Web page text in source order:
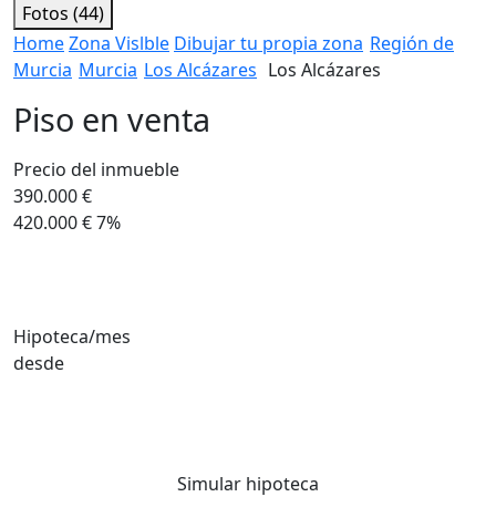
Fotos (44)
HomeZona Vislble Dibujar tu propia zona Región de
Murcia Murcia Los Alcázares Los Alcázares
Piso en venta
Precio del inmueble
390.000 €
420.000 €7%
Hipoteca/mes
desde
Simular hipoteca